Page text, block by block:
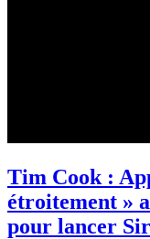
Tim Cook :
étroitement »
pour lancer